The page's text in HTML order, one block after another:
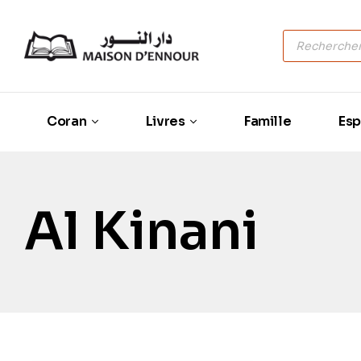
Coran Livres Famille
Al Kinani